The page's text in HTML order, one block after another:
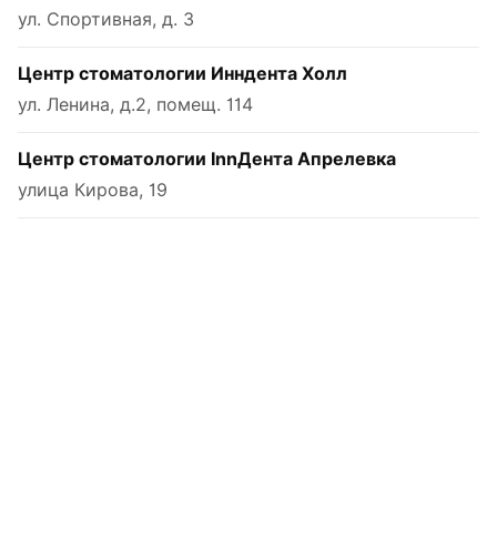
ул. Спортивная, д. 3
Центр стоматологии Инндента Холл
ул. Ленина, д.2, помещ. 114
Центр стоматологии InnДента Апрелевка
улица Кирова, 19